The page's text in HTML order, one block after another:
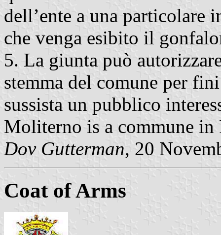
dell’ente a una particolare
che venga esibito il
5. La giunta può
stemma del comune per
sussista un pubblico
Moliterno is a commune in
Dov Gutterman, 20
Coat of Arms